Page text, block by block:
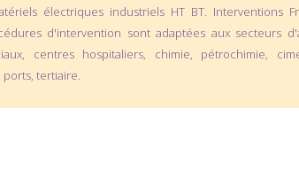
électriques industriels HT BT. Interventions
d'intervention sont adaptées aux secteurs
centres hospitaliers, chimie, pétrochimie,
tertiaire.